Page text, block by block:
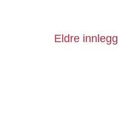
Eldre innlegg